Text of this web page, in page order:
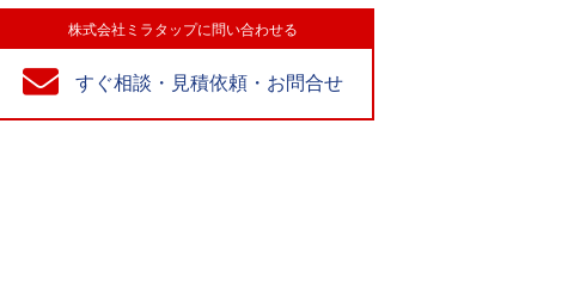
株式会社ミラタップに問い合わせる
すぐ相談・見積依頼・お問合せ